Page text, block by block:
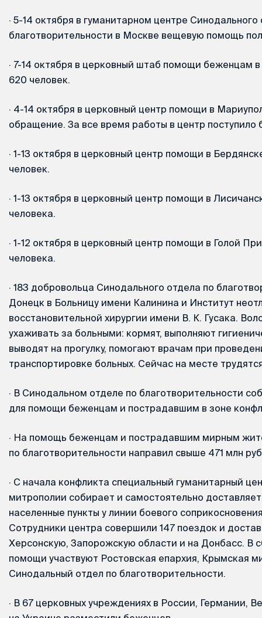
· 5-14 октября в гуманитарном центре Синодального
благотворительности в Москве вещевую помощь
· 7-14 октября в церковный штаб помощи беженцам
620 человек.
· 4-14 октября в церковный центр помощи в
обращение. За все время работы в центр
· 1-13 октября в церковный центр помощи в
человек.
· 1-13 октября в церковный центр помощи в
человека.
· 1-12 октября в церковный центр помощи в Голой
человека.
· 183 добровольца Синодального отдела по
Донецк в Больницу имени Калинина и Институт
восстановительной хирургии имени В. К. Гусака.
ухаживать за больными: кормят, выполняют
выводят на прогулку, помогают врачам при
транспортировке больных. Сейчас на месте
· В Синодальном отделе по благотворительности
для помощи беженцам и пострадавшим в зоне
· На помощь беженцам и пострадавшим мирным
по благотворительности направил свыше 471 млн
· С начала конфликта специальный гуманитарный
митрополии собирает и самостоятельно
населенные пункты у линии боевого
Сотрудники центра совершили 147 поездок и
Херсонскую, Запорожскую области и на Донбасс. В
помощи участвуют Ростовская епархия, Крымская
Синодальный отдел по благотворительности.
· В 67 церковных учреждениях в России, Германии,